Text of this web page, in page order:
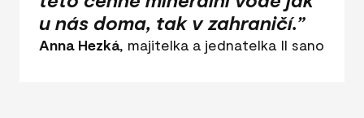
u nás doma, tak v zahraničí.”
Anna Hezká, majitelka a jednatelka Il sano